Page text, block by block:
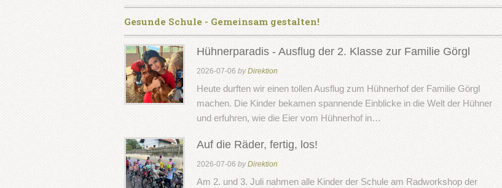
Gesunde Schule - Gemeinsam gestalten!
Hühnerparadis - Ausflug der 2. Klasse zur Familie Görgl
2026-07-06 byDirektion
Heute durften wir einen tollen Ausflug zum Hühnerhof der Familie Görgl
machen. Die Kinder bekamen spannende Einblicke in die Welt der Hühner
und erfuhren, wie die Eier vom Hühnerhof in…
Auf die Räder, fertig, los!
2026-07-06 byDirektion
Am 2. und 3. Juli nahmen alle Kinder der Schule am Radworkshop der